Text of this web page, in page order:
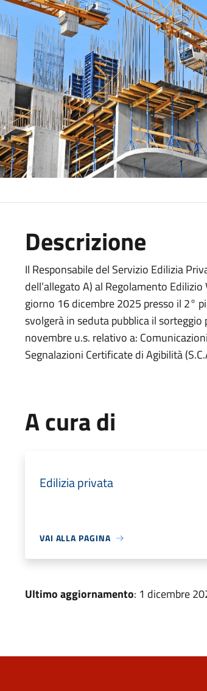
Descrizione
Il Responsabile del Servizio Edilizia
dell’allegato A) al Regolamento
giorno 16 dicembre 2025 presso il 2°
svolgerà in seduta pubblica il
novembre u.s. relativo a:
Segnalazioni Certificate di Agibilità
A cura di
Edilizia privata
VAI ALLA PAGINA
Ultimo aggiornamento: 1 dicembre